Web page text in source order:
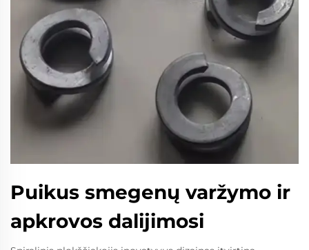
Puikus smegenų varžymo ir
apkrovos dalijimosi